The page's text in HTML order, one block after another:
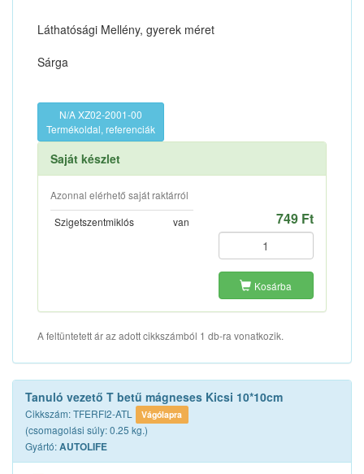
Láthatósági Mellény, gyerek méret
Sárga
N/A XZ02-2001-00
Termékoldal, referenciák
Saját készlet
Azonnal elérhető saját raktárról
Szigetszentmiklós
van 749 Ft
Kosárba
A feltüntetett ár az adott cikkszámból 1 db-ra vonatkozik.
Tanuló vezető T betű mágneses Kicsi 10*10cm
Cikkszám: TFERFI2-ATL Vágólapra
(csomagolási súly: 0.25 kg.)
Gyártó:AUTOLIFE